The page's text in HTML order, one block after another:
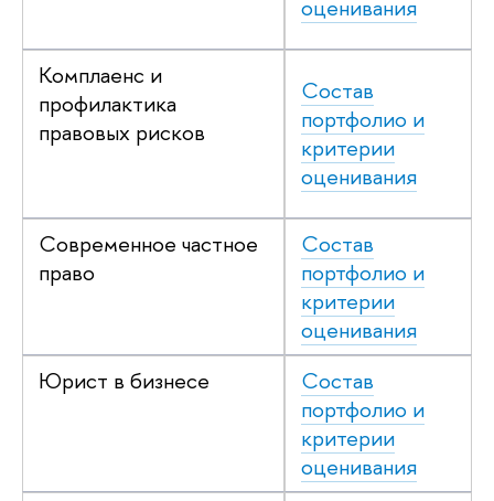
оценивания
Комплаенс и
профилактика
правовых рисков
Состав
портфолио и
критерии
оценивания
Современное частное
право
Состав
портфолио и
критерии
оценивания
Юрист в бизнесе
Состав
портфолио и
критерии
оценивания